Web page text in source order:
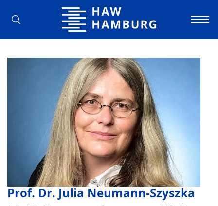
Hochschule für Angewandte
Prof. Dr. Julia Neumann-Szyszka